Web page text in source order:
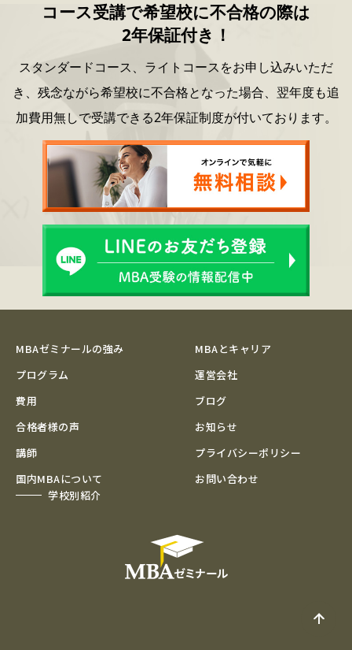
コース受講で希望校に不合格の際は
2年保証付き！
スタンダードコース、ライトコースをお申し込みいただ
き、 残念ながら希望校に不合格となった場合、 翌年度も追
加費用無しで受講できる2年保証制度が付いております。
MBAゼミナールの強み
プログラム
費用
合格者様の声
講師
国内MBAについて
学校別紹介
MBAとキャリア
運営会社
ブログ
お知らせ
プライバシーポリシー
お問い合わせ